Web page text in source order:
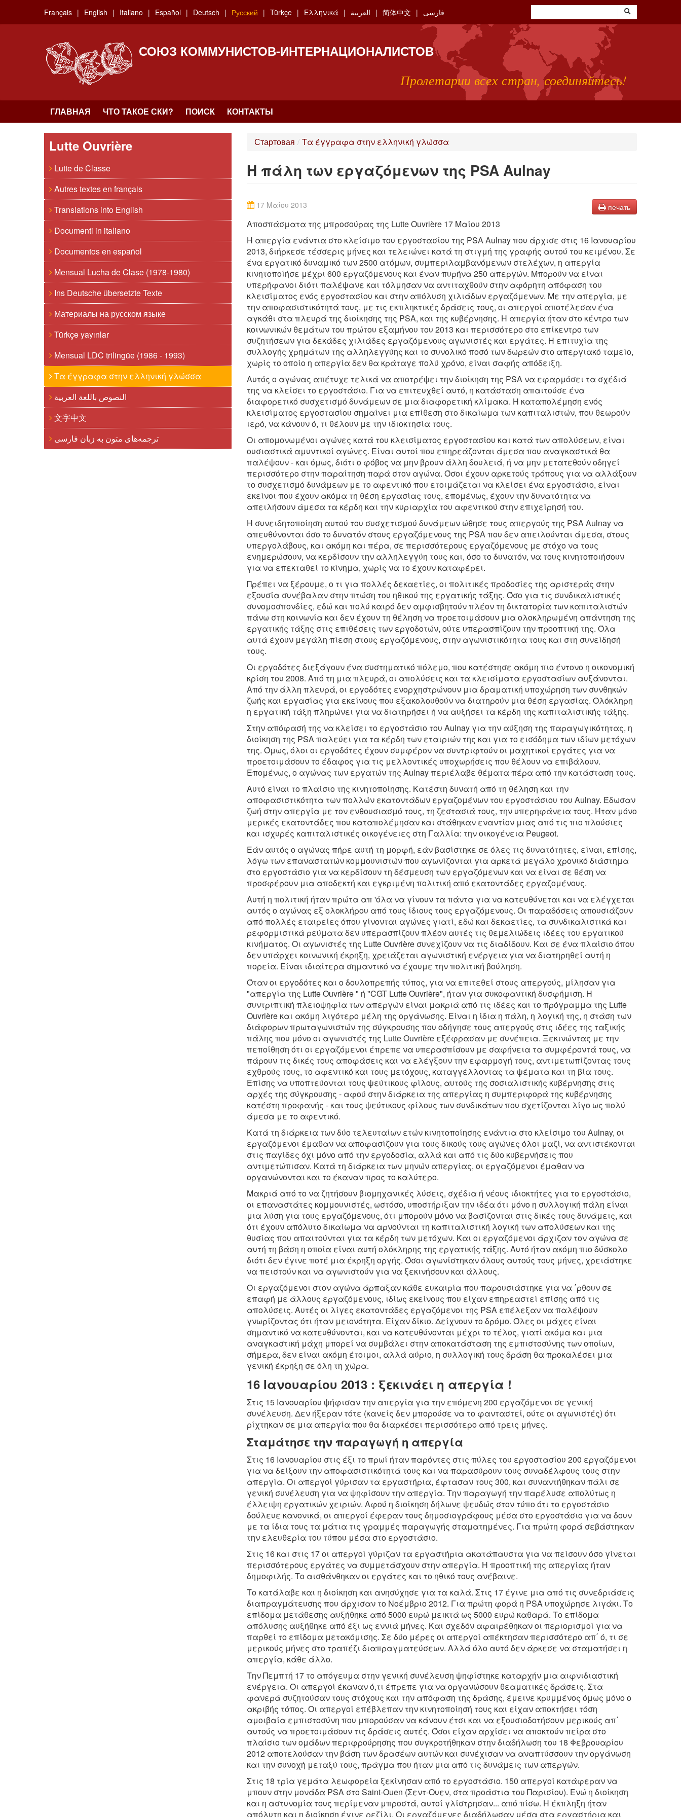
main
Français English Italiano Español Deutsch Русский Türkçe Ελληνικά العربية 简体中文 فارسی
СОЮЗ КОММУНИСТОВ-ИНТЕРНАЦИОНАЛИСТОВ
Пролетарии всех стран, соединяйтесь!
ГЛАВНАЯ ЧТО ТАКОЕ СКИ? ПОИСК КОНТАКТЫ
Lutte Ouvrière
Lutte de Classe
Autres textes en français
Translations into English
Documenti in italiano
Documentos en español
Mensual Lucha de Clase (1978-1980)
Ins Deutsche übersetzte Texte
Материалы на русском языке
Türkçe yayınlar
Mensual LDC trilingüe (1986 - 1993)
Τα έγγραφα στην ελληνική γλώσσα
النصوص باللغة العربية
文字中文
ترجمه‌های متون به زبان فارسی
Стартовая / Τα έγγραφα στην ελληνική γλώσσα
Η πάλη των εργαζόμενων της PSA Aulnay
печать
17 Μαίου 2013
Αποσπάσματα της μπροσούρας της Lutte Ouvrière 17 Μαίου 2013
Η απεργία ενάντια στο κλείσιμο του εργοστασίου της PSA Aulnay που άρχισε στις 16 Ιανουαρίου
2013, διήρκεσε τέσσερις μήνες και τελειώνει κατά τη στιγμή της γραφής αυτού του κειμένου. Σε
ένα εργατικό δυναμικό των 2500 ατόμων, συμπεριλαμβανόμενων στελέχων, η απεργία
κινητοποίήσε μέχρι 600 εργαζόμενους και έναν πυρήνα 250 απεργών. Μπορούν να είναι
υπερήφανοι διότι παλέψανε και τόλμησαν να αντιταχθούν στην αφόρητη απόφαση του
κλεισίματος ενός εργοστασίου και στην απόλυση χιλιάδων εργαζόμενων. Με την απεργία, με
την αποφασιστικότητά τους, με τις εκπληκτικές δράσεις τους, οι απεργοί αποτέλεσαν ένα
αγκάθι στα πλευρά της διοίκησης της PSA, και της κυβέρνησης. Η απεργία ήταν στο κέντρο των
κοινωνικών θεμάτων του πρώτου εξαμήνου του 2013 και περισσότερο στο επίκεντρο των
συζητήσεων για δεκάδες χιλιάδες εργαζόμενους αγωνιστές και εργάτες. Η επιτυχία της
συλλογής χρημάτων της αλληλεγγύης και το συνολικό ποσό των δωρεών στο απεργιακό ταμείο,
χωρίς το οποίο η απεργία δεν θα κράταγε πολύ χρόνο, είναι σαφής απόδειξη.
Αυτός ο αγώνας απέτυχε τελικά να αποτρέψει την διοίκηση της PSA να εφαρμόσει τα σχέδιά
της να κλείσει το εργοστάσιο. Για να επιτευχθεί αυτό, η κατάσταση απαιτούσε ένα
διαφορετικό συσχετισμό δυνάμεων σε μια διαφορετική κλίμακα. Η καταπολέμηση ενός
κλεισίματος εργοστασίου σημαίνει μια επίθεση στο δικαίωμα των καπιταλιστών, που θεωρούν
ιερό, να κάνουν ό, τι θέλουν με την ιδιοκτησία τους.
Οι απομονωμένοι αγώνες κατά του κλεισίματος εργοστασίου και κατά των απολύσεων, είναι
ουσιαστικά αμυντικοί αγώνες. Είναι αυτοί που επηρεάζονται άμεσα που αναγκαστικά θα
παλέψουν - και όμως, διότι ο φόβος να μην βρουν άλλη δουλειά, ή να μην μετατεθούν οδηγεί
περισσότερο στην παραίτηση παρά στον αγώνα. Όσοι έχουν αρκετούς τρόπους για να αλλάξουν
το συσχετισμό δυνάμεων με το αφεντικό που ετοιμάζεται να κλείσει ένα εργοστάσιο, είναι
εκείνοι που έχουν ακόμα τη θέση εργασίας τους, επομένως, έχουν την δυνατότητα να
απειλήσουν άμεσα τα κέρδη και την κυριαρχία του αφεντικού στην επιχείρησή του.
Η συνειδητοποίηση αυτού του συσχετισμού δυνάμεων ώθησε τους απεργούς της PSA Aulnay να
απευθύνονται όσο το δυνατόν στους εργαζόμενους της PSA που δεν απειλούνται άμεσα, στους
υπεργολάβους, και ακόμη και πέρα, σε περισσότερους εργαζόμενους με στόχο να τους
ενημερώσουν, να κερδίσουν την αλληλεγγύη τους και, όσο το δυνατόν, να τους κινητοποιήσουν
για να επεκταθεί το κίνημα, χωρίς να το έχουν καταφέρει.
Πρέπει να ξέρουμε, ο τι για πολλές δεκαετίες, οι πολιτικές προδοσίες της αριστεράς στην
εξουσία συνέβαλαν στην πτώση του ηθικού της εργατικής τάξης. Όσο για τις συνδικαλιστικές
συνομοσπονδίες, εδώ και πολύ καιρό δεν αμφισβητούν πλέον τη δικτατορία των καπιταλιστών
πάνω στη κοινωνία και δεν έχουν τη θέληση να προετοιμάσουν μια ολοκληρωμένη απάντηση της
εργατικής τάξης στις επιθέσεις των εργοδοτών, ούτε υπερασπίζουν την προοπτική της. Όλα
αυτά έχουν μεγάλη πίεση στους εργαζόμενους, στην αγωνιστικότητα τους και στη συνείδησή
τους.
Οι εργοδότες διεξάγουν ένα συστηματικό πόλεμο, που κατέστησε ακόμη πιο έντονο η οικονομική
κρίση του 2008. Από τη μια πλευρά, οι απολύσεις και τα κλεισίματα εργοστασίων αυξάνονται.
Από την άλλη πλευρά, οι εργοδότες ενορχηστρώνουν μια δραματική υποχώρηση των συνθηκών
ζωής και εργασίας για εκείνους που εξακολουθούν να διατηρούν μια θέση εργασίας. Ολόκληρη
η εργατική τάξη πληρώνει για να διατηρήσει ή να αυξήσει τα κέρδη της καπιταλιστικής τάξης.
Στην απόφασή της να κλείσει το εργοστάσιο του Aulnay για την αύξηση της παραγωγικότητας, η
διοίκηση της PSA παλεύει για τα κέρδη των εταιριών της και για το εισόδημα των ιδίων μετόχων
της. Όμως, όλοι οι εργοδότες έχουν συμφέρον να συντριφτούν οι μαχητικοί εργάτες για να
προετοιμάσουν το έδαφος για τις μελλοντικές υποχωρήσεις που θέλουν να επιβάλουν.
Επομένως, ο αγώνας των εργατών της Aulnay περιέλαβε θέματα πέρα από την κατάσταση τους.
Αυτό είναι το πλαίσιο της κινητοποίησης. Κατέστη δυνατή από τη θέληση και την
αποφασιστικότητα των πολλών εκατοντάδων εργαζομένων του εργοστάσιου του Aulnay. Έδωσαν
ζωή στην απεργία με τον ενθουσιασμό τους, τη ζεστασιά τους, την υπερηφάνεια τους. Ήταν μόνο
μερικές εκατοντάδες που καταπολέμησαν και στάθηκαν εναντίον μιας από τις πιο πλούσιες
και ισχυρές καπιταλιστικές οικογένειες στη Γαλλία: την οικογένεια Peugeot.
Εάν αυτός ο αγώνας πήρε αυτή τη μορφή, εάν βασίστηκε σε όλες τις δυνατότητες, είναι, επίσης,
λόγω των επαναστατών κομμουνιστών που αγωνίζονται για αρκετά μεγάλο χρονικό διάστημα
στο εργοστάσιο για να κερδίσουν τη δέσμευση των εργαζόμενων και να είναι σε θέση να
προσφέρουν μια αποδεκτή και εγκριμένη πολιτική από εκατοντάδες εργαζομένους.
Αυτή η πολιτική ήταν πρώτα απ 'όλα να γίνουν τα πάντα για να κατευθύνεται και να ελέγχεται
αυτός ο αγώνας εξ ολοκλήρου από τους ίδιους τους εργαζόμενους. Οι παραδόσεις απουσιάζουν
από πολλές εταιρείες όπου γίνονται αγώνες γιατί, εδώ και δεκαετίες, τα συνδικαλιστικά και
ρεφορμιστικά ρεύματα δεν υπερασπίζουν πλέον αυτές τις θεμελιώδεις ιδέες του εργατικού
κινήματος. Οι αγωνιστές της Lutte Ouvrière συνεχίζουν να τις διαδίδουν. Και σε ένα πλαίσιο όπου
δεν υπάρχει κοινωνική έκρηξη, χρειάζεται αγωνιστική ενέργεια για να διατηρηθεί αυτή η
πορεία. Είναι ιδιαίτερα σημαντικό να έχουμε την πολιτική βούληση.
Όταν οι εργοδότες και ο δουλοπρεπής τύπος, για να επιτεθεί στους απεργούς, μίλησαν για
"απεργία της Lutte Ouvrière " ή "CGT Lutte Ouvrière", ήταν για συκοφαντική δυσφήμιση. Η
συντριπτική πλειοψηφία των απεργών είναι μακριά από τις ιδέες και το πρόγραμμα της Lutte
Ouvrière και ακόμη λιγότερο μέλη της οργάνωσης. Είναι η ίδια η πάλη, η λογική της, η στάση των
διάφορων πρωταγωνιστών της σύγκρουσης που οδήγησε τους απεργούς στις ιδέες της ταξικής
πάλης που μόνο οι αγωνιστές της Lutte Ouvrière εξέφρασαν με συνέπεια. Ξεκινώντας με την
πεποίθηση ότι οι εργαζόμενοι έπρεπε να υπερασπίσουν με σαφήνεια τα συμφέροντά τους, να
πάρουν τις δικές τους αποφάσεις και να ελέγξουν την εφαρμογή τους, αντιμετωπίζοντας τους
εχθρούς τους, το αφεντικό και τους μετόχους, καταγγέλλοντας τα ψέματα και τη βία τους.
Επίσης να υποπτεύονται τους ψεύτικους φίλους, αυτούς της σοσιαλιστικής κυβέρνησης στις
αρχές της σύγκρουσης - αφού στην διάρκεια της απεργίας η συμπεριφορά της κυβέρνησης
κατέστη προφανής - και τους ψεύτικους φίλους των συνδικάτων που σχετίζονται λίγο ως πολύ
άμεσα με το αφεντικό.
Κατά τη διάρκεια των δύο τελευταίων ετών κινητοποίησης ενάντια στο κλείσιμο του Aulnay, οι
εργαζόμενοι έμαθαν να αποφασίζουν για τους δικούς τους αγώνες όλοι μαζί, να αντιστέκονται
στις παγίδες όχι μόνο από την εργοδοσία, αλλά και από τις δύο κυβερνήσεις που
αντιμετώπισαν. Κατά τη διάρκεια των μηνών απεργίας, οι εργαζόμενοι έμαθαν να
οργανώνονται και το έκαναν προς το καλύτερο.
Μακριά από το να ζητήσουν βιομηχανικές λύσεις, σχέδια ή νέους ιδιοκτήτες για το εργοστάσιο,
οι επαναστάτες κομμουνιστές, ωστόσο, υποστήριξαν την ιδέα ότι μόνο η συλλογική πάλη είναι
μια λύση για τους εργαζόμενους, ότι μπορούν μόνο να βασίζονται στις δικές τους δυνάμεις, και
ότι έχουν απόλυτο δικαίωμα να αρνούνται τη καπιταλιστική λογική των απολύσεων και της
θυσίας που απαιτούνται για τα κέρδη των μετόχων. Και οι εργαζόμενοι άρχιζαν τον αγώνα σε
αυτή τη βάση η οποία είναι αυτή ολόκληρης της εργατικής τάξης. Αυτό ήταν ακόμη πιο δύσκολο
διότι δεν έγινε ποτέ μια έκρηξη οργής. Όσοι αγωνίστηκαν όλους αυτούς τους μήνες, χρειάστηκε
να πειστούν και να αγωνιστούν για να ξεκινήσουν και άλλους.
Οι εργαζόμενοι στον αγώνα άρπαξαν κάθε ευκαιρία που παρουσιάστηκε για να ΄ρθουν σε
επαφή με άλλους εργαζόμενους, ιδίως εκείνους που είχαν επηρεαστεί επίσης από τις
απολύσεις. Αυτές οι λίγες εκατοντάδες εργαζόμενοι της PSA επέλεξαν να παλέψουν
γνωρίζοντας ότι ήταν μειονότητα. Είχαν δίκιο. Δείχνουν το δρόμο. Όλες οι μάχες είναι
σημαντικό να κατευθύνονται, και να κατευθύνονται μέχρι το τέλος, γιατί ακόμα και μια
αναγκαστική μάχη μπορεί να συμβάλει στην αποκατάσταση της εμπιστοσύνης των οποίων,
σήμερα, δεν είναι ακόμη έτοιμοι, αλλά αύριο, η συλλογική τους δράση θα προκαλέσει μια
γενική έκρηξη σε όλη τη χώρα.
16 Ιανουαρίου 2013 : ξεκινάει η απεργία !
Στις 15 Ιανουαρίου ψήφισαν την απεργία για την επόμενη 200 εργαζόμενοι σε γενική
συνέλευση. Δεν ήξεραν τότε (κανείς δεν μπορούσε να το φανταστεί, ούτε οι αγωνιστές) ότι
ρίχτηκαν σε μια απεργία που θα διαρκέσει περισσότερο από τρεις μήνες.
Σταμάτησε την παραγωγή η απεργία
Στις 16 Ιανουαρίου στις έξι το πρωί ήταν παρόντες στις πύλες του εργοστασίου 200 εργαζόμενοι
για να δείξουν την αποφασιστικότητά τους και να παρασύρουν τους συναδέλφους τους στην
απεργία. Οι απεργοί γύρισαν τα εργαστήρια, έφτασαν τους 300, και συναντήθηκαν πάλι σε
γενική συνέλευση για να ψηφίσουν την απεργία. Την παραγωγή την παρέλυσε απολύτως η
έλλειψη εργατικών χειριών. Αφού η διοίκηση δήλωνε ψευδώς στον τύπο ότι το εργοστάσιο
δούλευε κανονικά, οι απεργοί έφεραν τους δημοσιογράφους μέσα στο εργοστάσιο για να δουν
με τα ίδια τους τα μάτια τις γραμμές παραγωγής σταματημένες. Για πρώτη φορά σεβάστηκαν
την ελευθερία του τύπου μέσα στο εργοστάσιο.
Στις 16 και στις 17 οι απεργοί γύριζαν τα εργαστήρια ακατάπαυστα για να πείσουν όσο γίνεται
περισσότερους εργάτες να συμμετάσχουν στην απεργία. Η προοπτική της απεργίας ήταν
δημοφιλής. Το αισθάνθηκαν οι εργάτες και το ηθικό τους ανέβαινε.
Το κατάλαβε και η διοίκηση και ανησύχησε για τα καλά. Στις 17 έγινε μια από τις συνεδριάσεις
διαπραγμάτευσης που άρχισαν το Νοέμβριο 2012. Για πρώτη φορά η PSA υποχώρησε λιγάκι. Το
επίδομα μετάθεσης αυξήθηκε από 5000 ευρώ μεικτά ως 5000 ευρώ καθαρά. Το επίδομα
απόλυσης αυξήθηκε από έξι ως εννιά μήνες. Και σχεδόν αφαιρέθηκαν οι περιορισμοί για να
παρθεί το επίδομα μετακόμισης. Σε δύο μέρες οι απεργοί απέκτησαν περισσότερο απ΄ ό, τι σε
μερικoύς μήνες στο τραπέζι διαπραγματεύσεων. Αλλά όλο αυτό δεν άρκεσε να σταματήσει η
απεργία, κάθε άλλο.
Την Πεμπτή 17 το απόγευμα στην γενική συνέλευση ψηφίστηκε καταρχήν μια αιφνιδιαστική
ενέργεια. Οι απεργοί έκαναν ό,τι έπρεπε για να οργανώσουν θεαματικές δράσεις. Στα
φανερά συζητούσαν τους στόχους και την απόφαση της δράσης, έμεινε κρυμμένος όμως μόνο ο
ακριβής τόπος. Οι απεργοί επέβλεπαν την κινητοποίησή τους και είχαν αποκτήσει τόση
αμοιβαία εμπιστοσύνη που μπορούσαν να κάνουν έτσι και να εξουσιοδοτήσουν μερικούς απ΄
αυτούς να προετοιμάσουν τις δράσεις αυτές. Όσοι είχαν αρχίσει να αποκτούν πείρα στο
πλαίσιο των ομάδων περιφρούρησης που συγκροτήθηκαν στην διαδήλωση του 18 Φεβρουαρίου
2012 αποτελούσαν την βάση των δρασέων αυτών και συνέχισαν να αναπτύσσουν την οργάνωση
και την συνοχή μεταξύ τους, πράγμα που ήταν μια από τις δυνάμεις των απεργών.
Στις 18 τρία γεμάτα λεωφορεία ξεκίνησαν από το εργοστάσιο. 150 απεργοί κατάφεραν να
μπουν στην μονάδα PSA στο Saint-Ouen (Σεντ-Ουεν, στα προάστια του Παρισίου). Ενώ η διοίκηση
και η αστυνομία τους περίμεναν μπροστά, αυτοί γλίστρησαν... από πίσω. Η έκπληξη ήταν
απόλυτη και η διοίκηση έγινε ρεζίλι. Οι εργαζόμενες διαδήλωσαν μέσα στα εργαστήρια και